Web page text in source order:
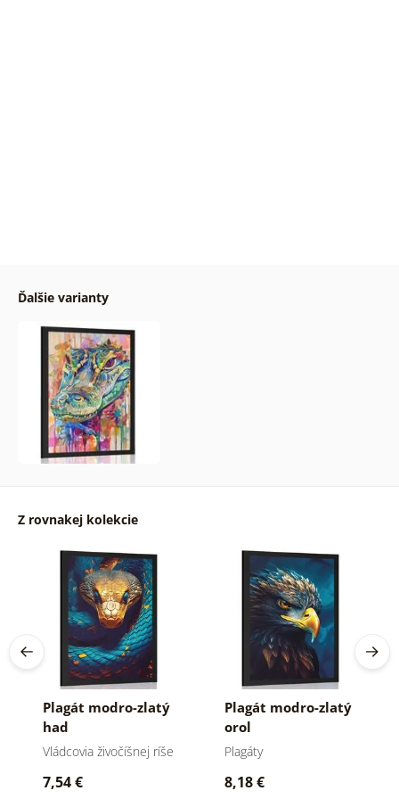
Ďalšie varianty
Z rovnakej kolekcie
Plagát modro-zlatý
had
Vládcovia živočíšnej ríše
7,54 €
Plagát modro-zlatý
orol
Plagáty
8,18 €